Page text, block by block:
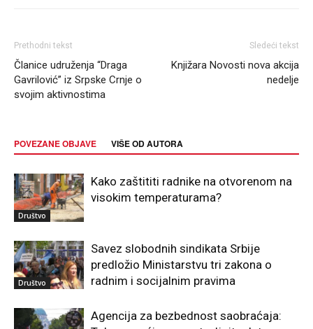
Prethodni tekst
Članice udruženja “Draga
Gavrilović” iz Srpske Crnje o
svojim aktivnostima
Sledeći tekst
Knjižara Novosti nova akcija
nedelje
POVEZANE OBJAVE VIŠE OD AUTORA
Društvo
Kako zaštititi radnike na otvorenom na
visokim temperaturama?
Društvo
Savez slobodnih sindikata Srbije
predložio Ministarstvu tri zakona o
radnim i socijalnim pravima
Agencija za bezbednost saobraćaja: